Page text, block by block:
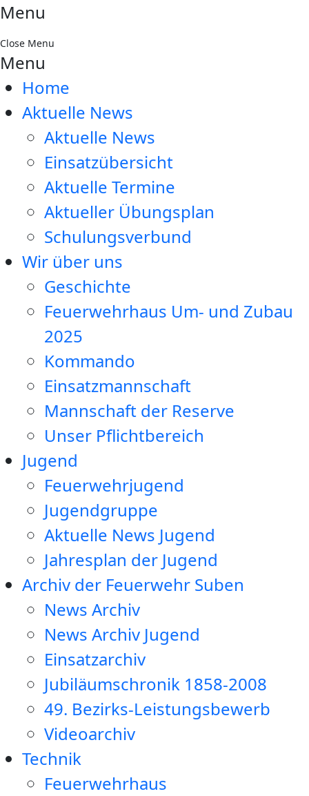
Menu
Close Menu
Menu
Home
Aktuelle News
Aktuelle News
Einsatzübersicht
Aktuelle Termine
Aktueller Übungsplan
Schulungsverbund
Wir über uns
Geschichte
Feuerwehrhaus Um- und Zubau
2025
Kommando
Einsatzmannschaft
Mannschaft der Reserve
Unser Pflichtbereich
Jugend
Feuerwehrjugend
Jugendgruppe
Aktuelle News Jugend
Jahresplan der Jugend
Archiv der Feuerwehr Suben
News Archiv
News Archiv Jugend
Einsatzarchiv
Jubiläumschronik 1858-2008
49. Bezirks-Leistungsbewerb
Videoarchiv
Technik
Feuerwehrhaus